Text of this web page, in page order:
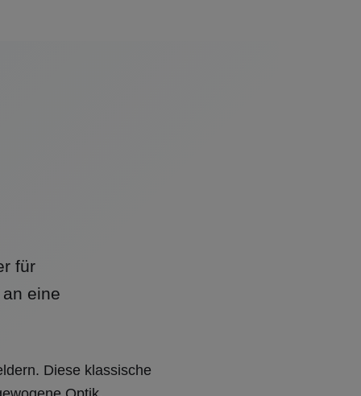
für
eine
Diese klassische